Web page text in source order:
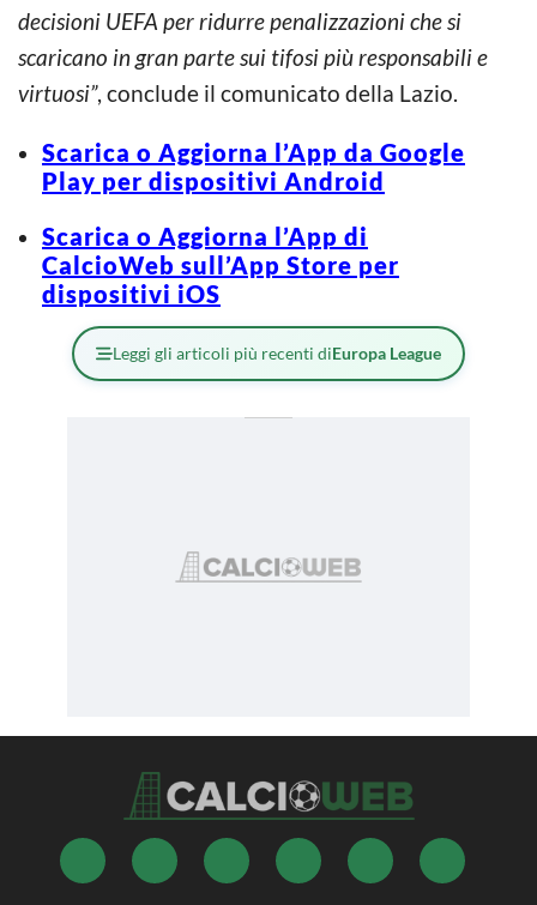
decisioni UEFA per ridurre penalizzazioni che si
scaricano in gran parte sui tifosi più responsabili e
virtuosi”, conclude il comunicato della Lazio.
Scarica o Aggiorna l’App da Google
Play per dispositivi Android
Scarica o Aggiorna l’App di
CalcioWeb sull’App Store per
dispositivi iOS
Leggi gli articoli più recenti diEuropa League